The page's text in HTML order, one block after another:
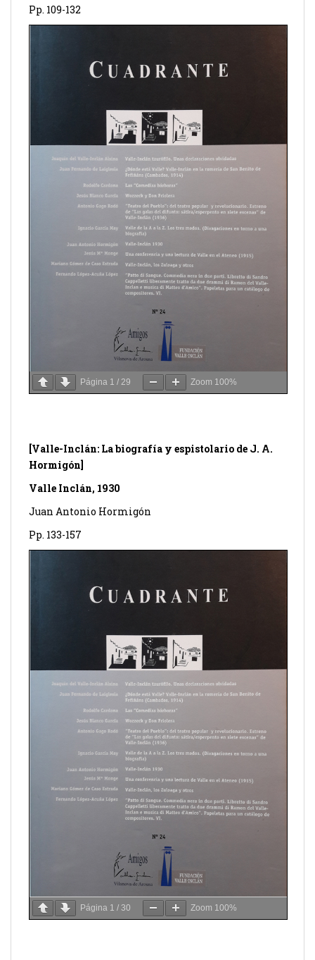
Pp. 109-132
Página 1 / 29 Zoom 100%
[Valle-Inclán: La biografía y espistolario de J. A.
Hormigón]
Valle Inclán, 1930
Juan Antonio Hormigón
Pp. 133-157
Página 1 / 30 Zoom 100%